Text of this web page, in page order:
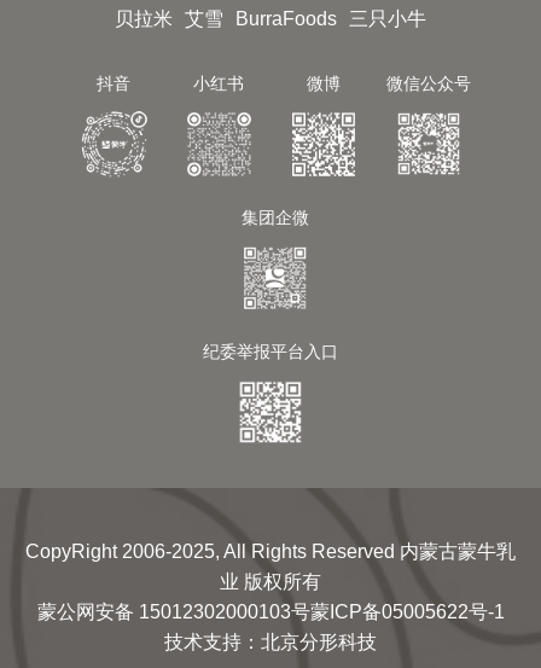
贝拉米
艾雪 BurraFoods 三只小牛
抖音 小红书 微博 微信公众号
集团企微
纪委举报平台入口
CopyRight 2006-2025, All Rights Reserved 内蒙古蒙牛乳
业 版权所有
蒙公网安备 15012302000103号蒙ICP备05005622号-1
技术支持 ： 北京分形科技